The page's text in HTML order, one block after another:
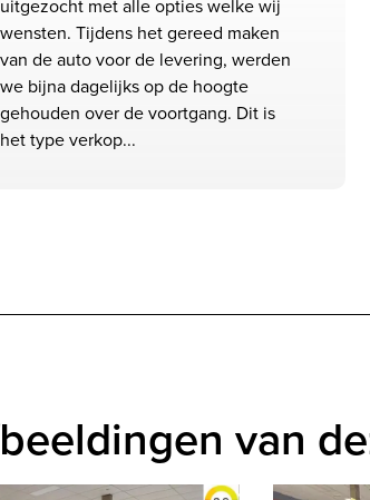
uitgezocht met alle opties welke wij
wensten. Tijdens het gereed maken
van de auto voor de levering, werden
we bijna dagelijks op de hoogte
gehouden over de voortgang. Dit is
het type verkop...
van